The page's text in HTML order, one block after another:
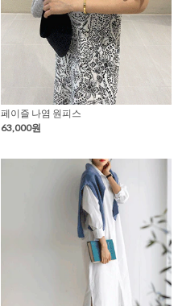
페이즐 나염 원피스
63,000원